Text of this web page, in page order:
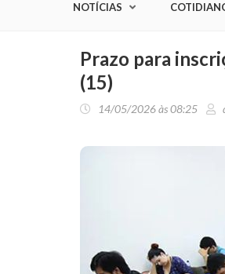
NOTÍCIAS
Prazo para
(15)
14/05/2026 às 08:25